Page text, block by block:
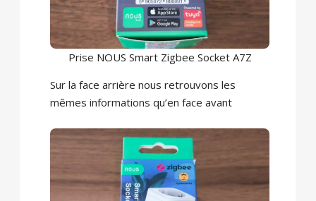
Prise NOUS Smart Zigbee Socket A7Z
Sur la face arrière nous retrouvons les
mêmes informations qu’en face avant